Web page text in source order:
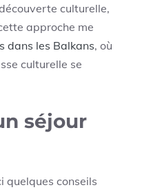
culturelle,
approche me
dans les Balkans, où
culturelle se
séjour
quelques conseils